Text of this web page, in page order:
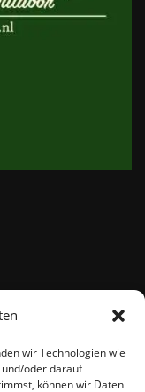
wir Technologien wie
oder darauf
können wir Daten